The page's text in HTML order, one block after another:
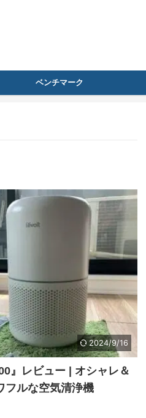
ベンチマーク
2024/9/16
』レビュー | オシャレ＆
フルな空気清浄機